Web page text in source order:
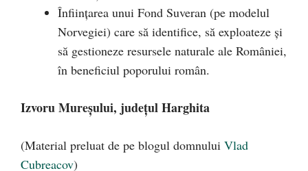
Înfiinţarea unui Fond Suveran (pe modelul
Norvegiei) care să identifice, să exploateze şi
să gestioneze resursele naturale ale României,
în beneficiul poporului român.
Izvoru Mureșului, județul Harghita
(Material preluat de pe blogul domnului Vlad
Cubreacov)